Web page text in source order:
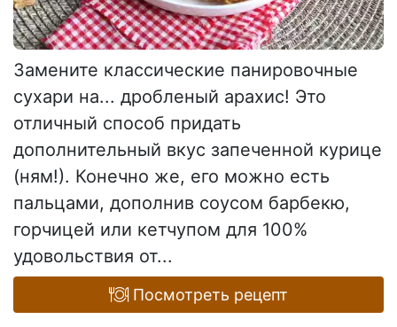
Замените классические панировочные
сухари на... дробленый арахис! Это
отличный способ придать
дополнительный вкус запеченной курице
(ням!). Конечно же, его можно есть
пальцами, дополнив соусом барбекю,
горчицей или кетчупом для 100%
удовольствия от...
Посмотреть рецепт